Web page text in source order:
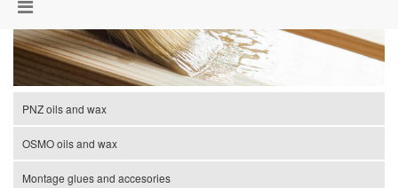
PNZ oils and wax
OSMO oils and wax
Montage glues and accesories